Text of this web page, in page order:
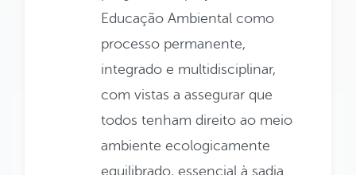
Educação Ambiental como
processo permanente,
integrado e multidisciplinar,
com vistas a assegurar que
todos tenham direito ao meio
ambiente ecologicamente
equilibrado, essencial à sadia